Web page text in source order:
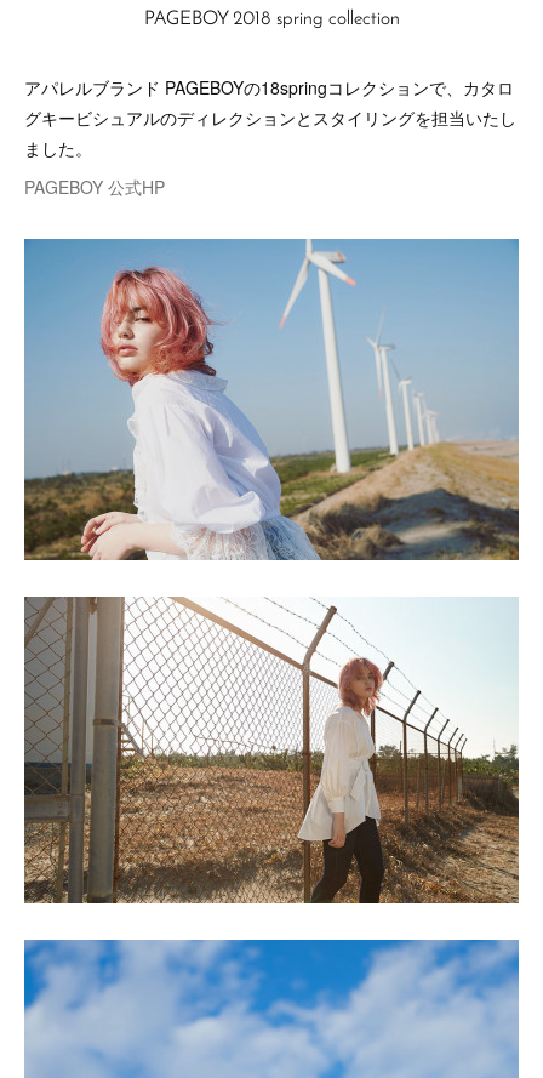
PAGEBOY 2018 spring collection
アパレルブランド PAGEBOYの18springコレクションで、カタロ
グキービシュアルのディレクションとスタイリングを担当いたし
ました。
PAGEBOY 公式HP